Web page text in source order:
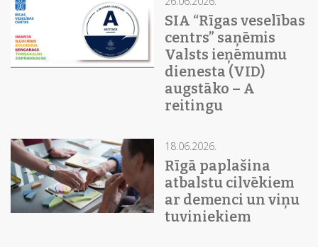
SIA “Rīgas veselības
centrs” saņēmis
Valsts ieņēmumu
dienesta (VID)
augstāko – A
reitingu
18.06.2026.
Rīgā paplašina
atbalstu cilvēkiem
ar demenci un viņu
tuviniekiem